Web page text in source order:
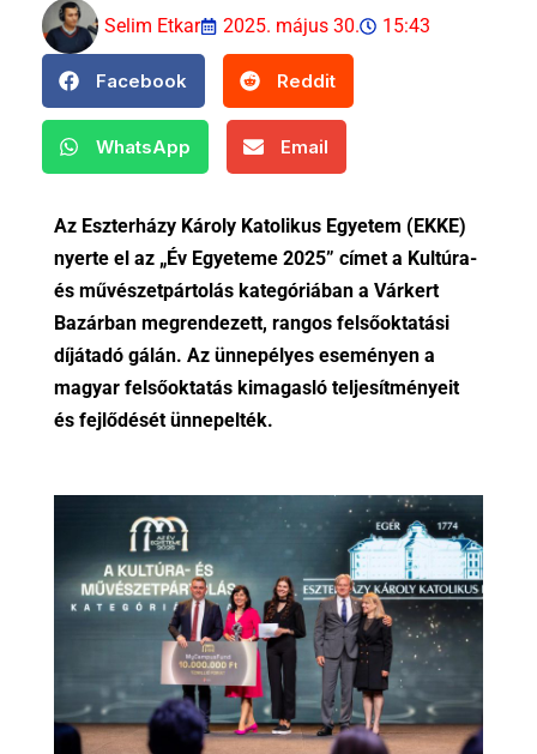
Selim Etkar
2025. május 30. 15:43
Facebook Reddit
WhatsApp Email
Az Eszterházy Károly Katolikus Egyetem (EKKE)
nyerte el az „Év Egyeteme 2025” címet a Kultúra-
és művészetpártolás kategóriában a Várkert
Bazárban megrendezett, rangos felsőoktatási
díjátadó gálán. Az ünnepélyes eseményen a
magyar felsőoktatás kimagasló teljesítményeit
és fejlődését ünnepelték.